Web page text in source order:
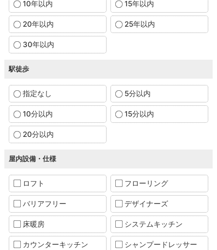
10年以内 15年以内
20年以内 25年以内
30年以内
駅徒歩
指定なし 5分以内
10分以内 15分以内
20分以内
屋内設備・仕様
ロフト フローリング
バリアフリー デザイナーズ
床暖房 システムキッチン
カウンターキッチン シャンプードレッサー